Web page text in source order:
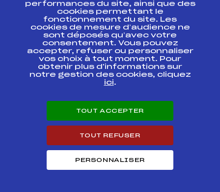
TNAM0012.FFS
COUPE DE FRANCE
A SAUT SPECIAL
LES ROUSSES
12/12/2010
FMJM0012.FFS
CONCOURS
ANNUEL MOUTHE
05/12/2010
FFS
Cat.
ONAM0042.FFS
Mouthe
FFS
performances du site, ainsi que des
cookies permettant le
fonctionnement du site. Les
cookies de mesure d’audience ne
sont déposés qu’avec votre
consentement. Vous pouvez
accepter, refuser ou personnaliser
vos choix à tout moment. Pour
obtenir plus d'informations sur
notre gestion des cookies, cliquez
ici.
TOUT ACCEPTER
TOUT REFUSER
PERSONNALISER